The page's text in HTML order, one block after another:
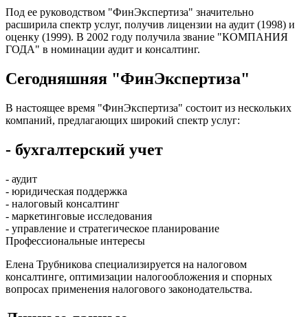
Под ее руководством "ФинЭкспертиза" значительно
расширила спектр услуг, получив лицензии на аудит (1998) и
оценку (1999). В 2002 году получила звание "КОМПАНИЯ
ГОДА" в номинации аудит и консалтинг.
Сегодняшняя "ФинЭкспертиза"
В настоящее время "ФинЭкспертиза" состоит из нескольких
компаний, предлагающих широкий спектр услуг:
- бухгалтерский учет
- аудит
- юридическая поддержка
- налоговый консалтинг
- маркетинговые исследования
- управление и стратегическое планирование
Профессиональные интересы
Елена Трубникова специализируется на налоговом
консалтинге, оптимизации налогообложения и спорных
вопросах применения налогового законодательства.